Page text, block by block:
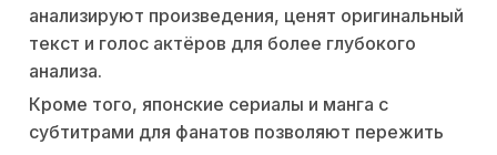
анализируют произведения, ценят оригинальный
текст и голос актёров для более глубокого
анализа.
Кроме того, японские сериалы и манга с
субтитрами для фанатов позволяют пережить